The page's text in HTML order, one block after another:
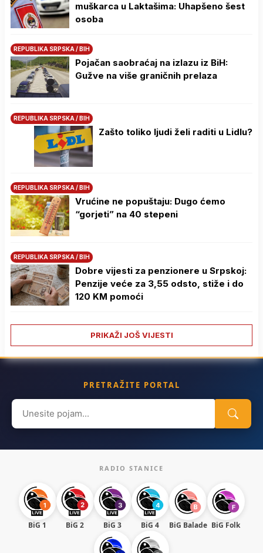
muškarca u Laktašima: Uhapšeno šest
osoba
REPUBLIKA SRPSKA / BIH
Pojačan saobraćaj na izlazu iz BiH:
Gužve na više graničnih prelaza
REPUBLIKA SRPSKA / BIH
Zašto toliko ljudi želi raditi u Lidlu?
REPUBLIKA SRPSKA / BIH
Vrućine ne popuštaju: Dugo ćemo
“gorjeti” na 40 stepeni
REPUBLIKA SRPSKA / BIH
Dobre vijesti za penzionere u Srpskoj:
Penzije veće za 3,55 odsto, stiže i do
120 KM pomoći
PRIKAŽI JOŠ VIJESTI
PRETRAŽITE PORTAL
Search
for:
RADIO STANICE
BiG 1 BiG 2 BiG 3 BiG 4 BiG Balade BiG Folk